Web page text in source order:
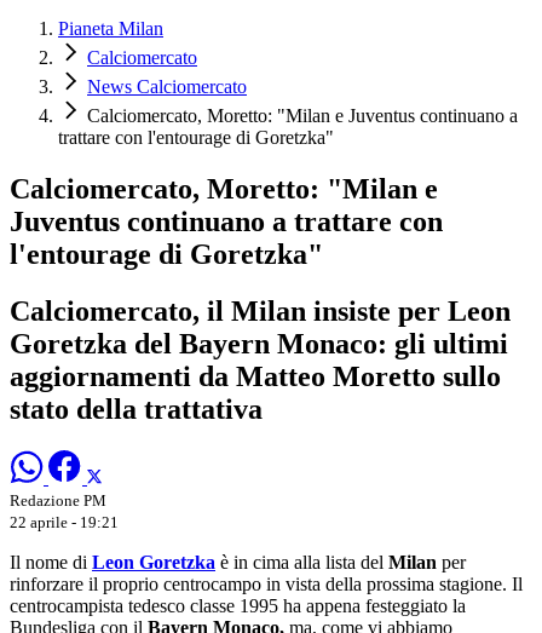
Pianeta Milan
Calciomercato
News Calciomercato
Calciomercato, Moretto: "Milan e Juventus continuano a
trattare con l'entourage di Goretzka"
Calciomercato, Moretto: "Milan e
Juventus continuano a trattare con
l'entourage di Goretzka"
Calciomercato, il Milan insiste per Leon
Goretzka del Bayern Monaco: gli ultimi
aggiornamenti da Matteo Moretto sullo
stato della trattativa
Redazione PM
22 aprile - 19:21
Il nome di Leon Goretzka è in cima alla lista del Milan per
rinforzare il proprio centrocampo in vista della prossima stagione. Il
centrocampista tedesco classe 1995 ha appena festeggiato la
Bundesliga con il Bayern Monaco, ma, come vi abbiamo